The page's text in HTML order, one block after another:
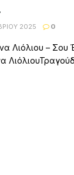
2025 0
Λιόλιου –